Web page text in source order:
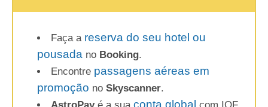
Faça a reserva do seu hotel ou
pousada no Booking.
Encontre passagens aéreas em
promoção no Skyscanner.